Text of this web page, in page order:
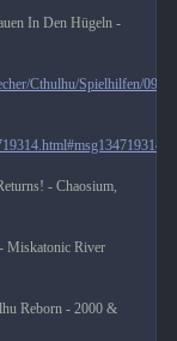
In Den Hügeln -
Cthulhu/Spielhilfen/
- Chaosium,
Miskatonic River
Reborn - 2000 &